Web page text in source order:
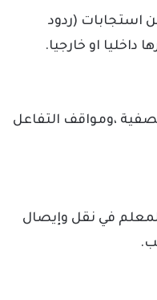
استجابات (ردود
داخليا او خارجيا.
،ومواقف التفاعل
في نقل وإيصال